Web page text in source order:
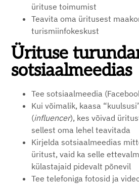
ürituse toimumist
Teavita oma üritusest
turismiinfokeskust
Ürituse
sotsiaalmeedias
Tee sotsiaalmeedia
Kui võimalik, kaasa
(influencer), kes võivad
sellest oma lehel teavitada
Kirjelda sotsiaalmeedias
üritust, vaid ka selle
külastajaid pidevalt põnevil
Tee telefoniga fotosid ja